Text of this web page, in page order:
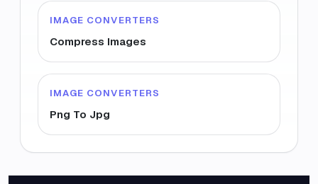
IMAGE CONVERTERS
Compress Images
IMAGE CONVERTERS
Png To Jpg